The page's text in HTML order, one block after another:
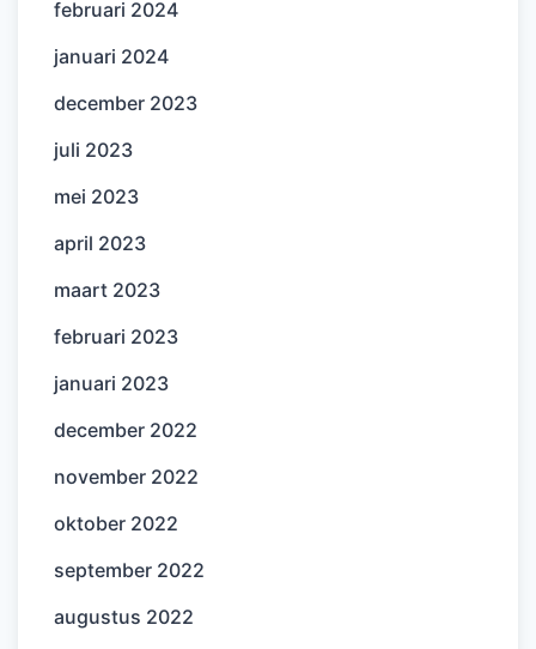
februari 2024
januari 2024
december 2023
juli 2023
mei 2023
april 2023
maart 2023
februari 2023
januari 2023
december 2022
november 2022
oktober 2022
september 2022
augustus 2022